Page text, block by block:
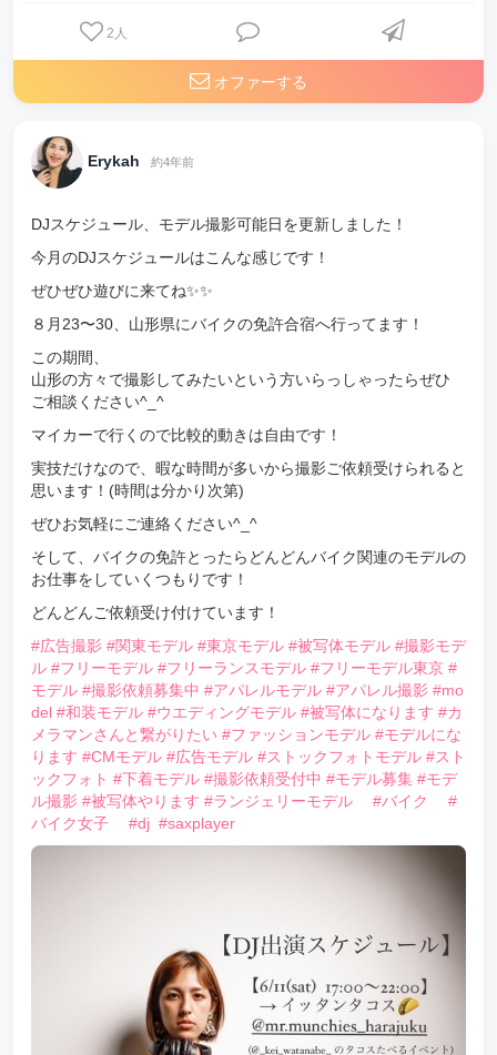
2 人
オファーする
Erykah 約4年前
DJスケジュール、モデル撮影可能日を更新しました！
今月のDJスケジュールはこんな感じです！
ぜひぜひ遊びに来てね✨✨
８月23〜30、山形県にバイクの免許合宿へ行ってます！
この期間、
山形の方々で撮影してみたいという方いらっしゃったらぜひ
ご相談ください^_^
マイカーで行くので比較的動きは自由です！
実技だけなので、暇な時間が多いから撮影ご依頼受けられると
思います！(時間は分かり次第)
ぜひお気軽にご連絡ください^_^
そして、バイクの免許とったらどんどんバイク関連のモデルの
お仕事をしていくつもりです！
どんどんご依頼受け付けています！
#広告撮影 #関東モデル #東京モデル #被写体モデル #撮影モデ
ル #フリーモデル #フリーランスモデル #フリーモデル東京 #
モデル #撮影依頼募集中 #アパレルモデル #アパレル撮影 #mo
del #和装モデル #ウエディングモデル #被写体になります #カ
メラマンさんと繋がりたい #ファッションモデル #モデルにな
ります #CMモデル #広告モデル #ストックフォトモデル #スト
ックフォト #下着モデル #撮影依頼受付中 #モデル募集 #モデ
ル撮影 #被写体やります #ランジェリーモデル #バイク
#
バイク女子
#dj #saxplayer